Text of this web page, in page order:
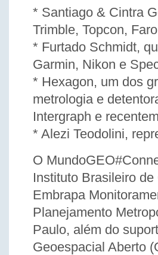
* Santiago & Cintra
Trimble, Topcon,
* Furtado Schmidt,
Garmin, Nikon e
* Hexagon, um dos
metrologia e
Intergraph e
* Alezi Teodolini,
O
Instituto Brasileiro
Embrapa
Planejamento
Paulo, além do
Geoespacial Aberto